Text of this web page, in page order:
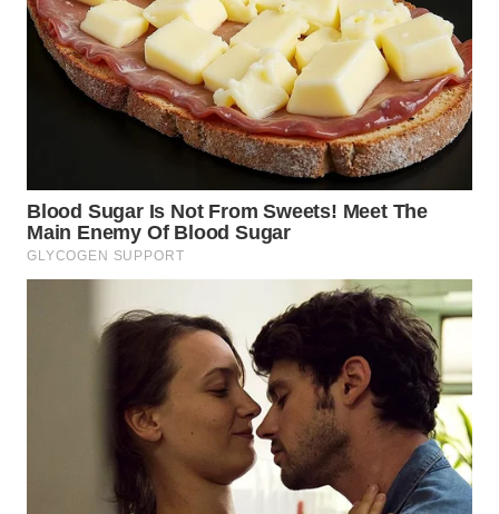
KARAWANG
WN
BEKASI
WN
DEPOK
TAPANULI